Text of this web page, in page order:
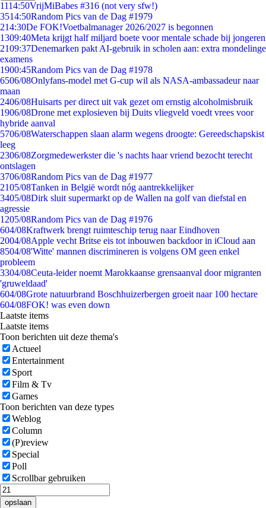
1114:50VrijMiBabes #316 (not very sfw!)
3514:50Random Pics van de Dag #1979
214:30De FOK!Voetbalmanager 2026/2027 is begonnen
1309:40Meta krijgt half miljard boete voor mentale schade bij jongeren
2109:37Denemarken pakt AI-gebruik in scholen aan: extra mondelinge
examens
1900:45Random Pics van de Dag #1978
6506/08Onlyfans-model met G-cup wil als NASA-ambassadeur naar
maan
2406/08Huisarts per direct uit vak gezet om ernstig alcoholmisbruik
1906/08Drone met explosieven bij Duits vliegveld voedt vrees voor
hybride aanval
5706/08Waterschappen slaan alarm wegens droogte: Gereedschapskist
leeg
2306/08Zorgmedewerkster die 's nachts haar vriend bezocht terecht
ontslagen
3706/08Random Pics van de Dag #1977
2105/08Tanken in België wordt nóg aantrekkelijker
3405/08Dirk sluit supermarkt op de Wallen na golf van diefstal en
agressie
1205/08Random Pics van de Dag #1976
604/08Kraftwerk brengt ruimteschip terug naar Eindhoven
2004/08Apple vecht Britse eis tot inbouwen backdoor in iCloud aan
8504/08'Witte' mannen discrimineren is volgens OM geen enkel
probleem
3304/08Ceuta-leider noemt Marokkaanse grensaanval door migranten
'gruweldaad'
604/08Grote natuurbrand Boschhuizerbergen groeit naar 100 hectare
604/08FOK! was even down
Laatste items
Laatste items
Toon berichten uit deze thema's
Actueel
Entertainment
Sport
Film & Tv
Games
Toon berichten van deze types
Weblog
Column
(P)review
Special
Poll
Scrollbar gebruiken
opslaan